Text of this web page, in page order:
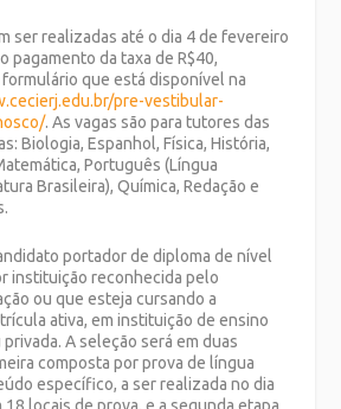
ser realizadas até o dia 4 de fevereiro
pagamento da taxa de R$40,
que está disponível na
pre-vestibular-
. As vagas são para tutores das
Biologia, Espanhol, Física, História,
Português (Língua
Brasileira), Química, Redação e
portador de diploma de nível
instituição reconhecida pelo
ou que esteja cursando a
ativa, em instituição de ensino
A seleção será em duas
composta por prova de língua
específico, a ser realizada no dia
locais de prova, e a segunda etapa